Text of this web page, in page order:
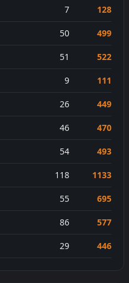
7 128
50 499
51 522
9 111
26 449
46 470
54 493
118 1133
55 695
86 577
29 446